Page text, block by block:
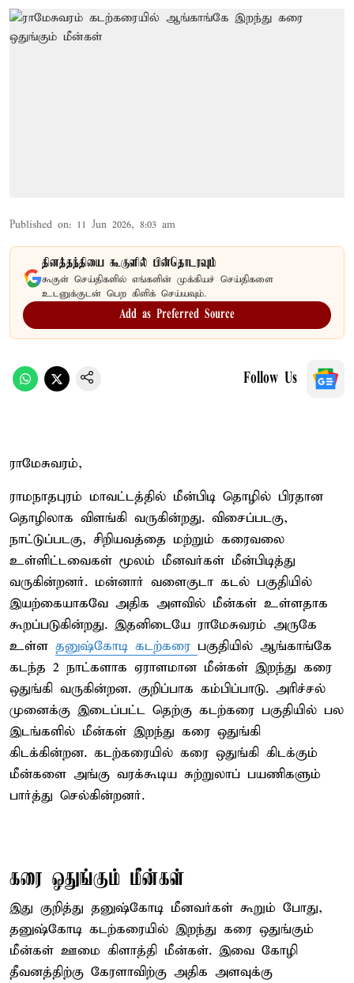
Published on: 11 Jun 2026, 8:03 am
தினத்தந்தியை கூகுளில் பின்தொடரவும்
கூகுள் செய்திகளில் எங்களின் முக்கியச் செய்திகளை
உடனுக்குடன் பெற கிளிக் செய்யவும்.
Add as Preferred Source
Follow Us
ராமேசுவரம்,
ராமநாதபுரம் மாவட்டத்தில் மீன்பிடி தொழில் பிரதான
தொழிலாக விளங்கி வருகின்றது. விசைப்படகு,
நாட்டுப்படகு, சிறியவத்தை மற்றும் கரைவலை
உள்ளிட்டவைகள் மூலம் மீனவர்கள் மீன்பிடித்து
வருகின்றனர். மன்னார் வளைகுடா கடல் பகுதியில்
இயற்கையாகவே அதிக அளவில் மீன்கள் உள்ளதாக
கூறப்படுகின்றது. இதனிடையே ராமேசுவரம் அருகே
உள்ள தனுஷ்கோடி கடற்கரை பகுதியில் ஆங்காங்கே
கடந்த 2 நாட்களாக ஏராளமான மீன்கள் இறந்து கரை
ஒதுங்கி வருகின்றன. குறிப்பாக கம்பிப்பாடு. அரிச்சல்
முனைக்கு இடைப்பட்ட தெற்கு கடற்கரை பகுதியில் பல
இடங்களில் மீன்கள் இறந்து கரை ஒதுங்கி
கிடக்கின்றன. கடற்கரையில் கரை ஒதுங்கி கிடக்கும்
மீன்களை அங்கு வரக்கூடிய சுற்றுலாப் பயணிகளும்
பார்த்து செல்கின்றனர்.
கரை ஒதுங்கும் மீன்கள்
இது குறித்து தனுஷ்கோடி மீனவர்கள் கூறும் போது,
தனுஷ்கோடி கடற்கரையில் இறந்து கரை ஒதுங்கும்
மீன்கள் ஊமை கிளாத்தி மீன்கள். இவை கோழி
தீவனத்திற்கு கேரளாவிற்கு அதிக அளவுக்கு